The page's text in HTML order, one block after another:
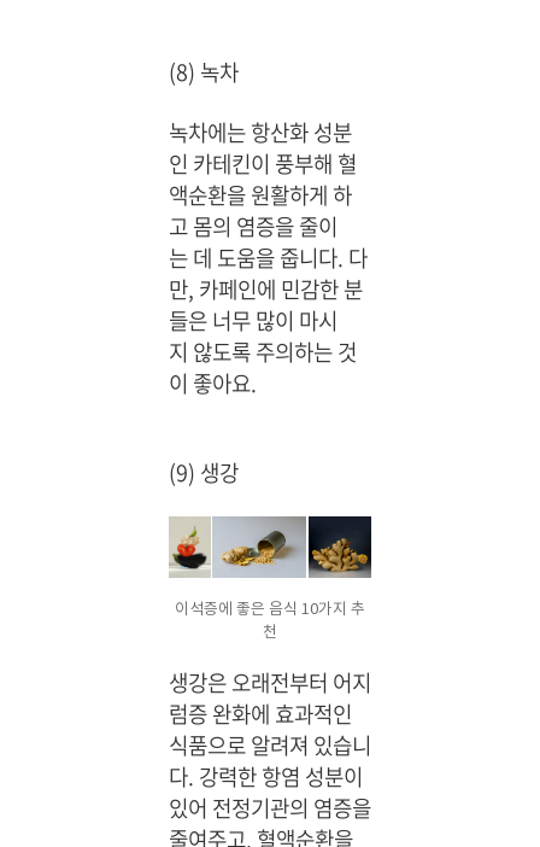
(8) 녹차
녹차에는 항산화 성분
인 카테킨이 풍부해 혈
액순환을 원활하게 하
고 몸의 염증을 줄이
는 데 도움을 줍니다. 다
만, 카페인에 민감한 분
들은 너무 많이 마시
지 않도록 주의하는 것
이 좋아요.
(9) 생강
이석증에 좋은 음식 10가지 추
천
생강은 오래전부터 어지
럼증 완화에 효과적인
식품으로 알려져 있습니
다. 강력한 항염 성분이
있어 전정기관의 염증을
줄여주고, 혈액순환을